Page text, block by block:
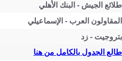
طلائع الجيش - البنك الأهلي
المقاولون العرب - الإسماعيلي
بتروجيت - زد
طالع الجدول بالكامل من هنا